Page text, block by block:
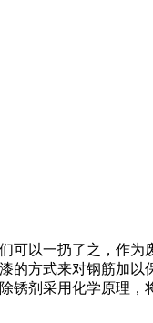
可以一扔了之，作
方式来对钢筋加
锈剂采用化学原理